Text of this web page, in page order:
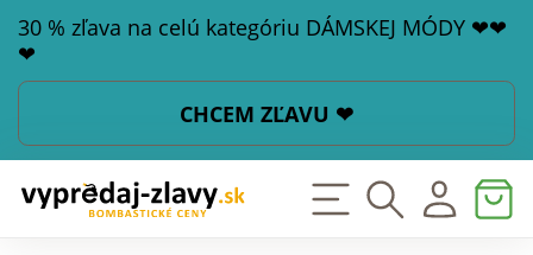
30 % zľava na celú kategóriu DÁMSKEJ MÓDY ❤❤
❤
CHCEM ZĽAVU ❤